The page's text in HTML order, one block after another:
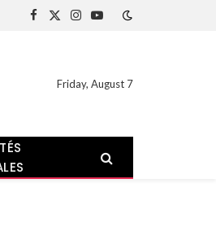
Facebook
X
Instagram
YouTube
Friday, August 7